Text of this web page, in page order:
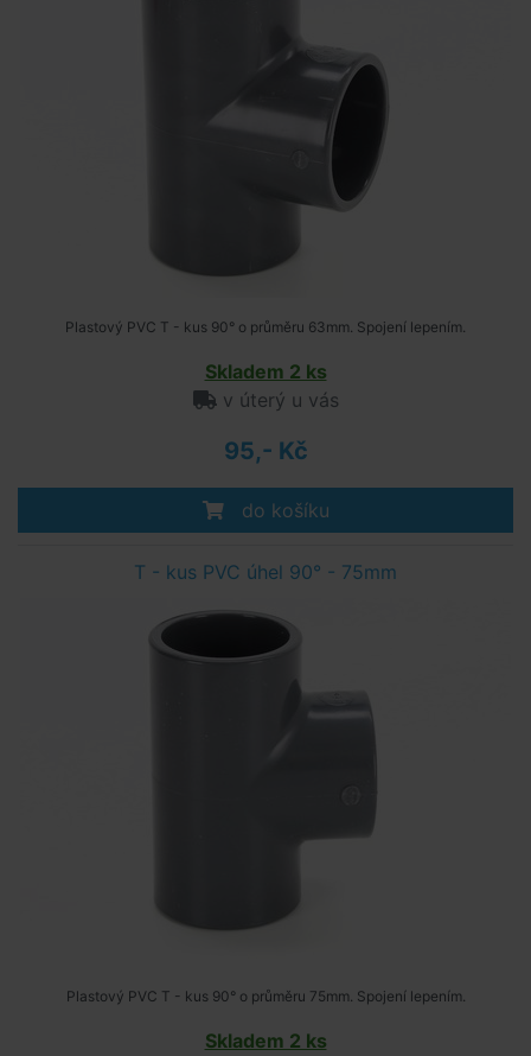
Plastový PVC T - kus 90° o průměru 63mm. Spojení lepením.
Skladem 2 ks
v úterý u vás
95,- Kč
do košíku
T - kus PVC úhel 90° - 75mm
Plastový PVC T - kus 90° o průměru 75mm. Spojení lepením.
Skladem 2 ks